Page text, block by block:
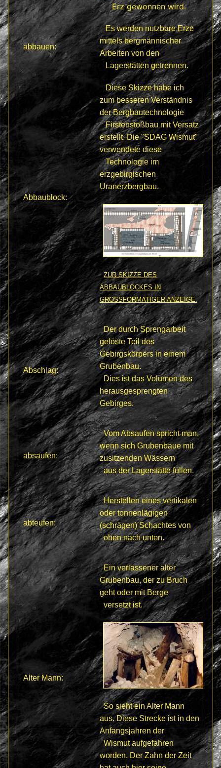
Erz gewonnen wird.
abbauen:
Es werden nutzbare Erze
mittels bergmännischer
Arbeiten von den
Lagerstätten getrennen.
Abbaublock:
Diese Skizze habe ich
zum besseren Verständnis
der Bergbautechnologie
Firstenstoßbau mit Versatz
erstellt. Die "SDAG Wismut"
verwendete diese
Technologie im
erzgebirgischen
Uranerzbergbau.
ZUR SKIZZE DES
ABBAUBLOCKES IN
GROSSFORMATIGER ANZEIGE.
Abschlag:
Der durch Sprengarbeit
gelöste Teil des
Gebirgskörpers in einem
Grubenbau.
Dies ist das Volumen des
herausgesprengten
Gebirges.
absaufen:
Vom Absaufen spricht man,
wenn sich Grubenbaue mit
zusitzenden Wässern
aus der Lagerstätte füllen.
abteufen:
Herstellen eines vertikalen
oder tonnenlägigen
(schrägen) Schachtes von
oben nach unten.
Alter Mann:
Ein verlassener alter
Grubenbau, der zu Bruch
geht oder mit Berge
versetzt ist.
So sieht ein Alter Mann
aus. Diese Strecke ist in den
Anfangsjahren der
Wismut aufgefahren
worden. Der Zahn der Zeit